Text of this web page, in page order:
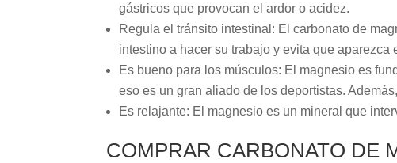
gástricos que provocan el ardor o acidez.
Regula el tránsito intestinal: El carbonato de
intestino a hacer su trabajo y evita que
Es bueno para los músculos: El magnesio es
eso es un gran aliado de los deportistas.
Es relajante: El magnesio es un mineral que
COMPRAR CARBONATO DE